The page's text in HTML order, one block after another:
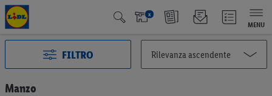
x
MENU
Manzo
FILTRO